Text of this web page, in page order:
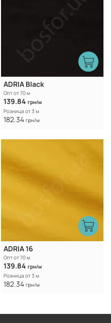
ADRIA Black
Опт от 70 м
139.84 грн/м
Розница от 3 м
182.34 грн/м
ADRIA 16
Опт от 70 м
139.84 грн/м
Розница от 3 м
182.34 грн/м